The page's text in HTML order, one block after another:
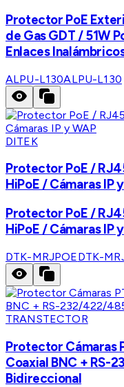
Protector PoE
de Gas GDT / 51W
Enlaces
ALPU-L130ALPU-L130
DITEK
Protector PoE /
HiPoE / Cámaras IP
Protector PoE /
HiPoE / Cámaras IP
DTK-MRJPOEDTK-
TRANSTECTOR
Protector Cámaras
Coaxial BNC + RS-
Bidireccional